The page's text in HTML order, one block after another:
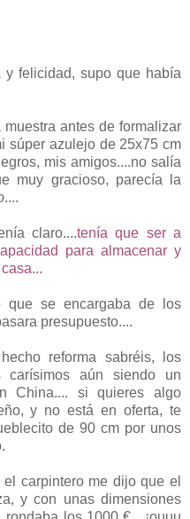
felicidad, supo que había
antes de formalizar
súper azulejo de 25x75 cm
mis amigos....no salía
muy gracioso, parecía la
....
claro....tenía que ser a
para almacenar y
que se encargaba de los
presupuesto....
reforma sabréis, los
aún siendo un
China.... si quieres algo
y no está en oferta, te
de 90 cm por unos
carpintero me dijo que el
y con unas dimensiones